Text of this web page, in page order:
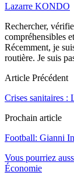
Lazarre KONDO
Rechercher,
compréhensibles
Récemment, je
routière. Je suis
Article Précédent
Crises sanitaires :
Prochain article
Football: Gianni
Vous pourriez
Économie